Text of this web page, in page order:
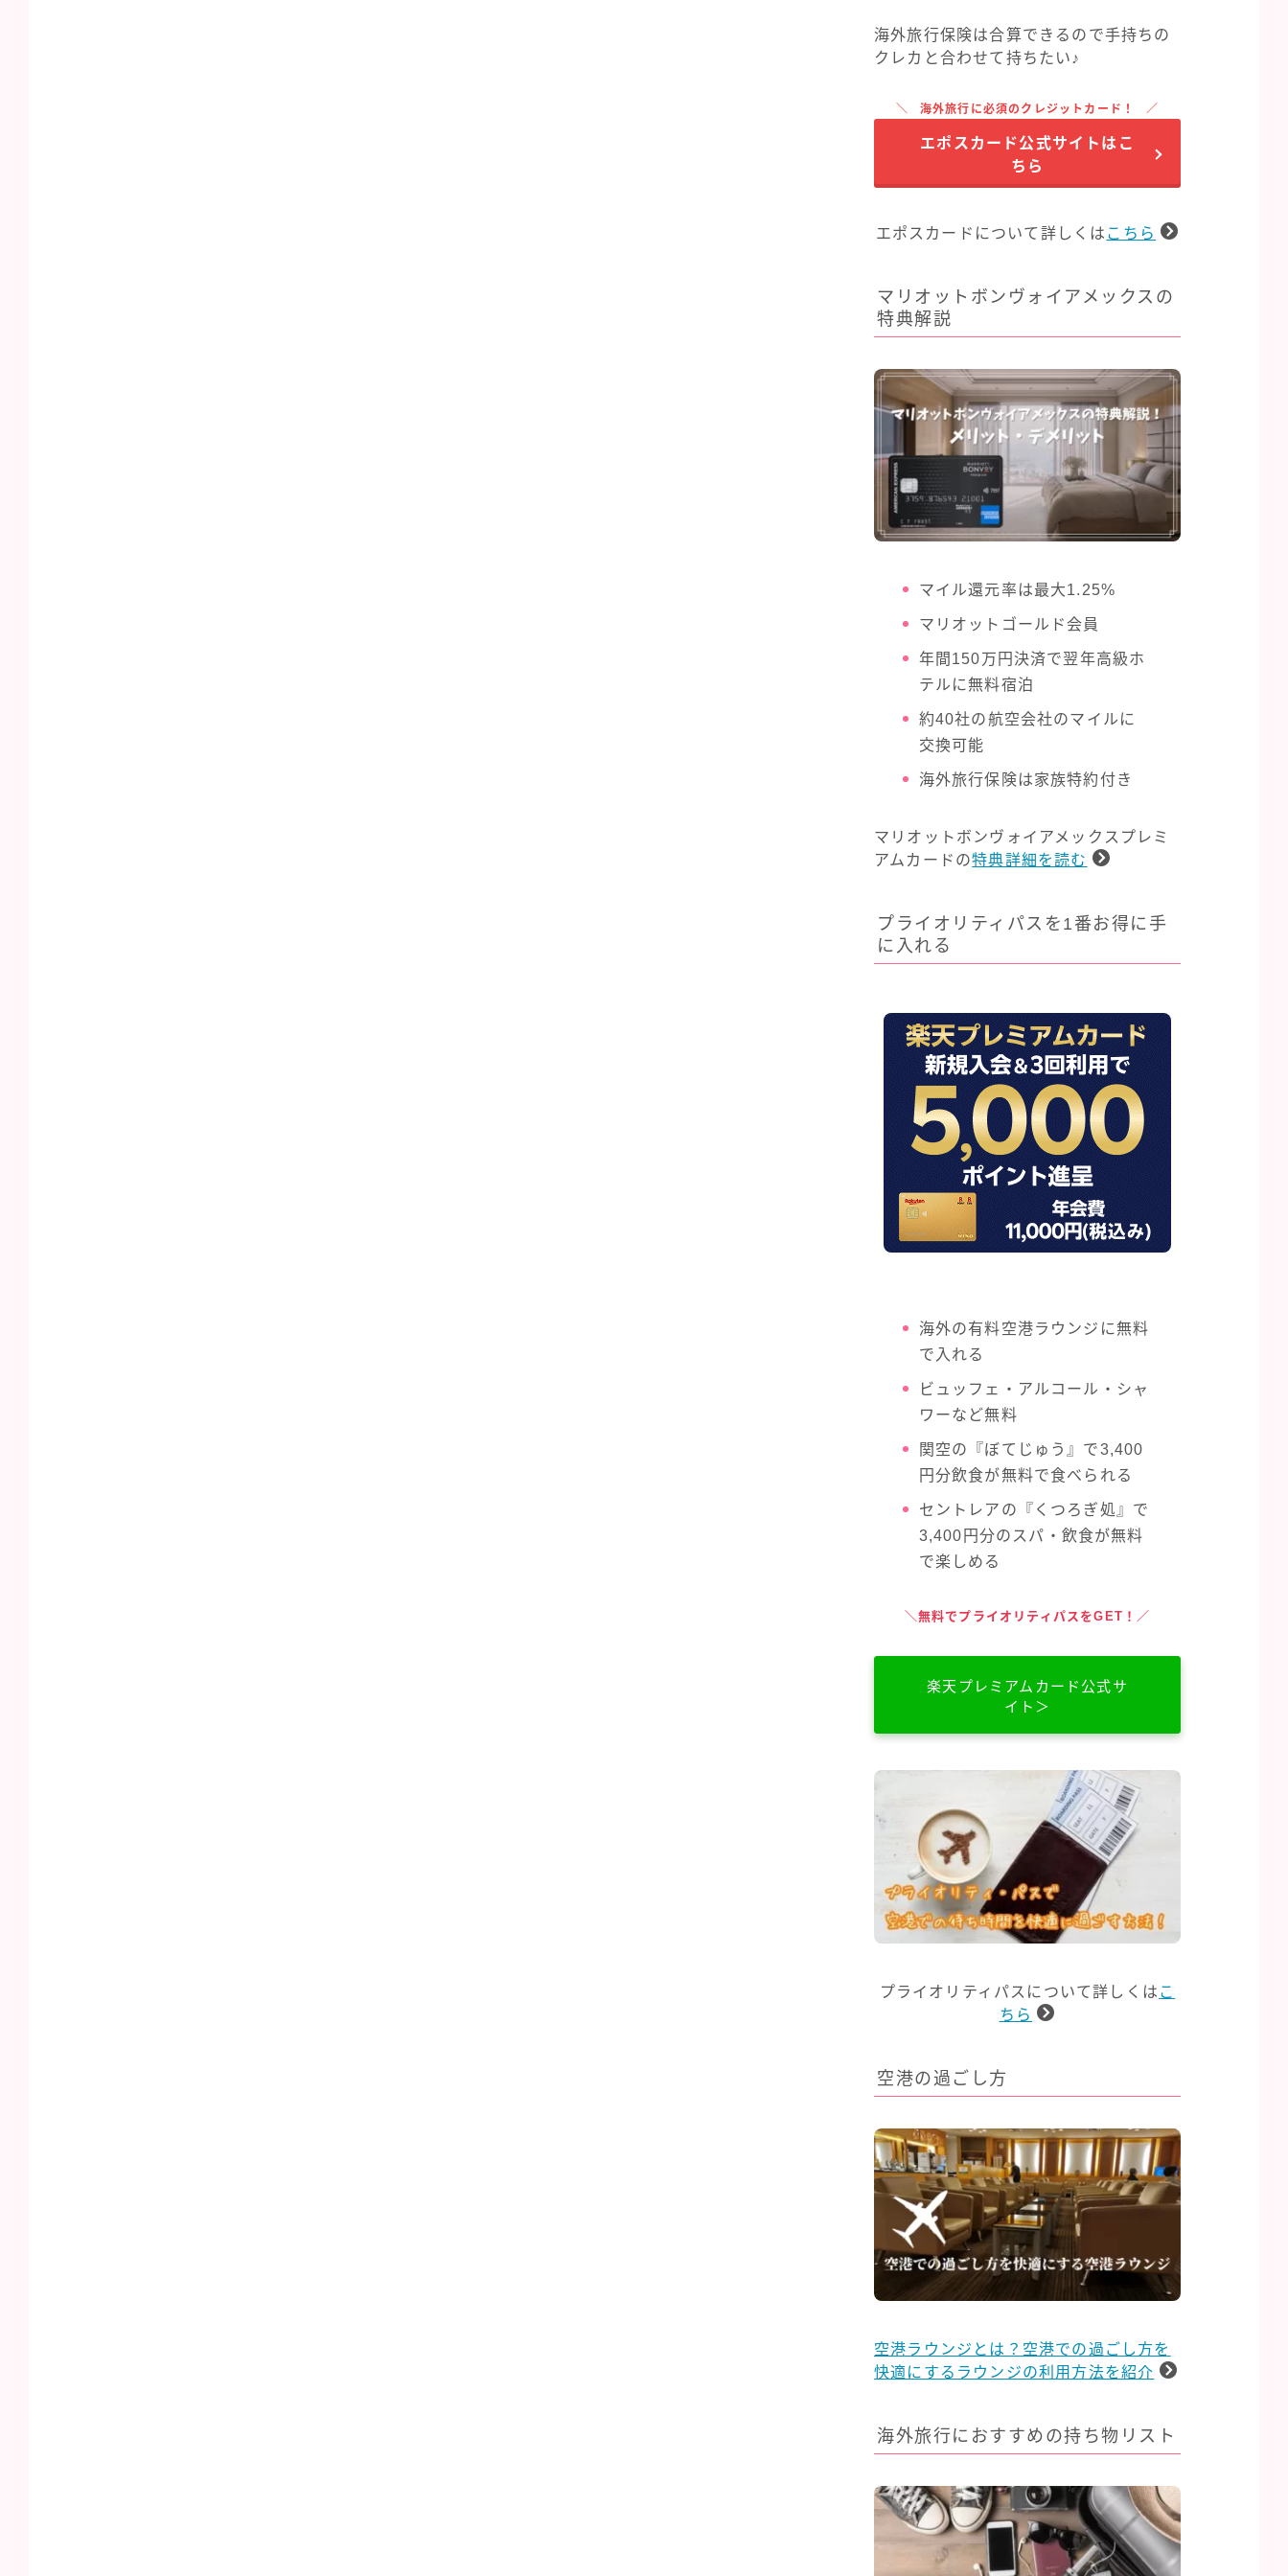
海外旅行保険は合算できるので手持ちの
クレカと合わせて持ちたい♪
海外旅行に必須のクレジットカード！
エポスカード公式サイトはこ
ちら
エポスカードについて詳しくは こちら
マリオットボンヴォイアメックスの
特典解説
マイル還元率は最大1.25%
マリオットゴールド会員
年間150万円決済で翌年高級ホ
テルに無料宿泊
約40社の航空会社のマイルに
交換可能
海外旅行保険は家族特約付き
マリオットボンヴォイアメックスプレミ
アムカードの特典詳細を読む
プライオリティパスを1番お得に手
に入れる
海外の有料空港ラウンジに無料
で入れる
ビュッフェ・アルコール・シャ
ワーなど無料
関空の『ぼてじゅう』で3,400
円分飲食が無料で食べられる
セントレアの『くつろぎ処』で
3,400円分のスパ・飲食が無料
で楽しめる
＼無料でプライオリティパスをGET！／
楽天プレミアムカード公式サ
イト＞
プライオリティパスについて詳しくは こ
ちら
空港の過ごし方
空港ラウンジとは？空港での過ごし方を
快適にするラウンジの利用方法を紹介
海外旅行におすすめの持ち物リスト